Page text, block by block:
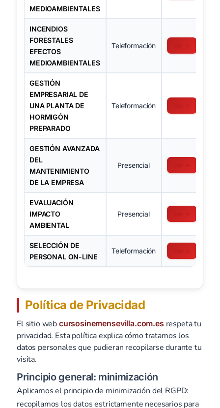
MEDIOAMBIENTALES
INCENDIOS
FORESTALES
EFECTOS
MEDIOAMBIENTALES
Teleformación
GESTIÓN
EMPRESARIAL DE
UNA PLANTA DE
HORMIGÓN
PREPARADO
Teleformación
GESTIÓN AVANZADA
DEL
MANTENIMIENTO
DE LA EMPRESA
Presencial
EVALUACIÓN
IMPACTO
AMBIENTAL
Presencial
SELECCIÓN DE
PERSONAL ON-LINE
Teleformación
Política de Privacidad
El sitio web cursosinemensevilla.com.es respeta tu
privacidad. Esta política explica cómo tratamos los
datos personales que pudieran recopilarse durante tu
visita.
Principio general: minimización
Aplicamos el principio de minimización del RGPD:
recopilamos los datos estrictamente necesarios para